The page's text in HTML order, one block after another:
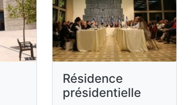
Résidence
présidentielle